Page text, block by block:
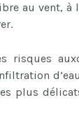
au vent, à
risques
plus